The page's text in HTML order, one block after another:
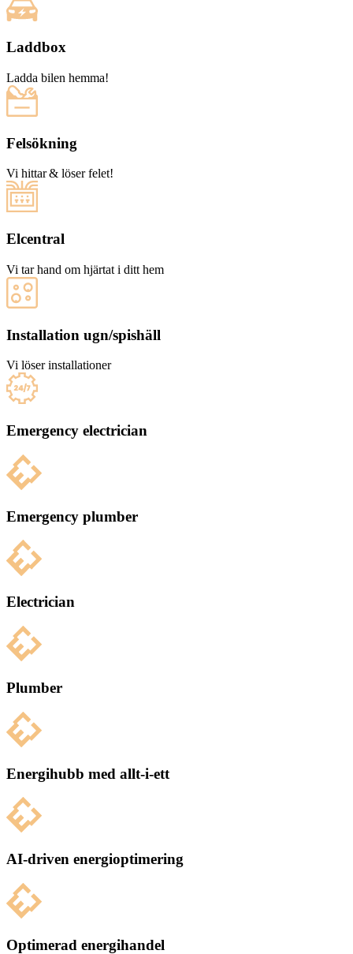
Laddbox
Ladda bilen hemma!
Felsökning
Vi hittar & löser felet!
Elcentral
Vi tar hand om hjärtat i ditt hem
Installation ugn/spishäll
Vi löser installationer
Emergency electrician
Emergency plumber
Electrician
Plumber
Energihubb med allt-i-ett
AI-driven energioptimering
Optimerad energihandel